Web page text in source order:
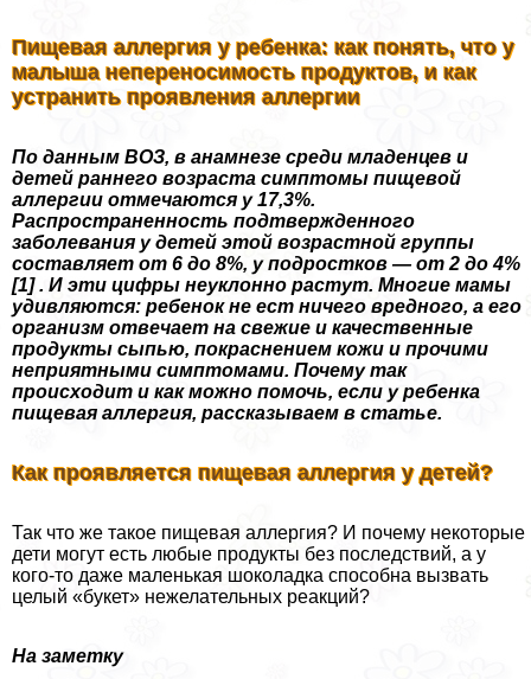
Пищевая аллергия у ребенка: как понять, что у
малыша непереносимость продуктов, и как
устранить проявления аллергии
По данным ВОЗ, в анамнезе среди младенцев и
детей раннего возраста симптомы пищевой
аллергии отмечаются у 17,3%.
Распространенность подтвержденного
заболевания у детей этой возрастной группы
составляет от 6 до 8%, у подростков — от 2 до 4%
[1] . И эти цифры неуклонно растут. Многие мамы
удивляются: ребенок не ест ничего вредного, а его
организм отвечает на свежие и качественные
продукты сыпью, покраснением кожи и прочими
неприятными симптомами. Почему так
происходит и как можно помочь, если у ребенка
пищевая аллергия, рассказываем в статье.
Как проявляется пищевая аллергия у детей?
Так что же такое пищевая аллергия? И почему некоторые
дети могут есть любые продукты без последствий, а у
кого-то даже маленькая шоколадка способна вызвать
целый «букет» нежелательных реакций?
На заметку